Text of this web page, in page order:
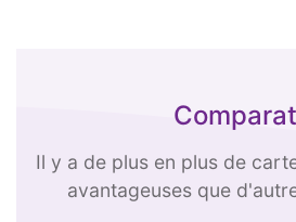
Il y a de plus en plus de
avantageuses que